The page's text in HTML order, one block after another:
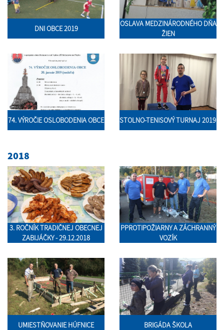
DNI OBCE 2019
OSLAVA MEDZINÁRODNÉHO DŇA
ŽIEN
74. VÝROČIE OSLOBODENIA OBCE STOLNO-TENISOVÝ TURNAJ 2019
2018
3. ROČNÍK TRADIČNEJ OBECNEJ
ZABIJÁČKY - 29.12.2018
PPROTIPOŽIARNY A ZÁCHRANNÝ
VOZÍK
UMIESTŇOVANIE HÚFNICE BRIGÁDA ŠKOLA